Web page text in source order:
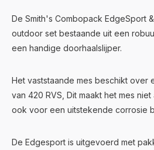
De Smith's Combopack EdgeSport
outdoor set bestaande uit een
een handige doorhaalslijper.
Het vaststaande mes beschikt over
van 420 RVS, Dit maakt het mes
ook voor een uitstekende corrosie
De Edgesport is uitgevoerd met